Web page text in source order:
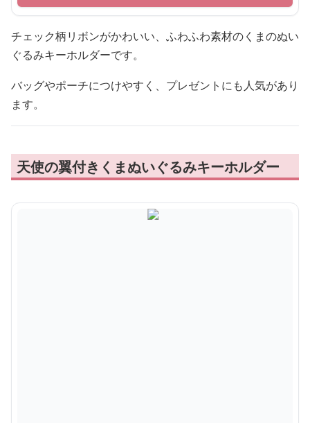
チェック柄リボンがかわいい、ふわふわ素材のくまのぬい
ぐるみキーホルダーです。
バッグやポーチにつけやすく、プレゼントにも人気があり
ます。
天使の翼付きくまぬいぐるみキーホルダー